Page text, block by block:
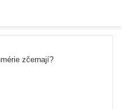
zčernají?